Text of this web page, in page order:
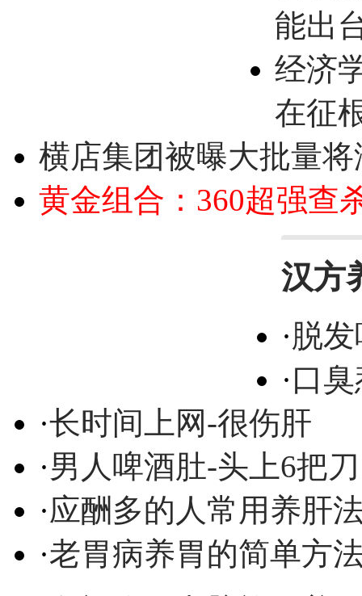
能出
经济
在征
横店集团被曝大批量
黄金组合：360超强查
汉方
·脱
·口
·长时间上网-很伤肝
·男人啤酒肚-头上6把刀
·应酬多的人常用养肝
·老胃病养胃的简单方